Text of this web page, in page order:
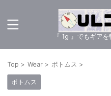
『 1g 』でもギア
Top > Wear > ボトムス >
ボトムス